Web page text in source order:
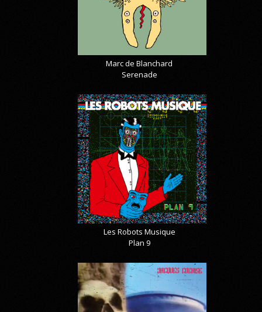
Marc de Blanchard
Serenade
Les Robots Musique
Plan 9